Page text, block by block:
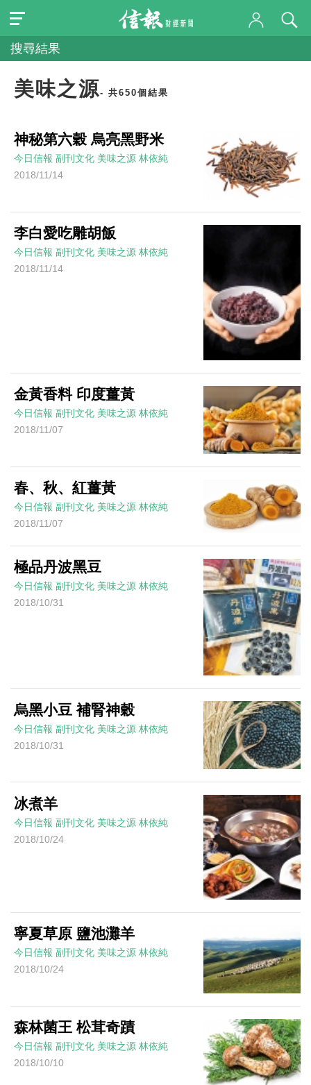
搜尋結果
美味之源- 共650個結果
神秘第六穀 烏亮黑野米
今日信報 副刊文化 美味之源 林依純
2018/11/14
李白愛吃雕胡飯
今日信報 副刊文化 美味之源 林依純
2018/11/14
金黃香料 印度薑黃
今日信報 副刊文化 美味之源 林依純
2018/11/07
春、秋、紅薑黃
今日信報 副刊文化 美味之源 林依純
2018/11/07
極品丹波黑豆
今日信報 副刊文化 美味之源 林依純
2018/10/31
烏黑小豆 補腎神穀
今日信報 副刊文化 美味之源 林依純
2018/10/31
冰煮羊
今日信報 副刊文化 美味之源 林依純
2018/10/24
寧夏草原 鹽池灘羊
今日信報 副刊文化 美味之源 林依純
2018/10/24
森林菌王 松茸奇蹟
今日信報 副刊文化 美味之源 林依純
2018/10/10